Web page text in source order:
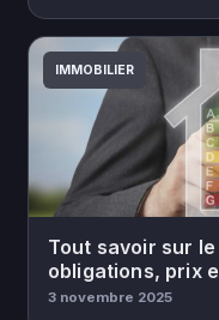
IMMOBILIER
Tout savoir sur
obligations, prix
3 novembre 2025